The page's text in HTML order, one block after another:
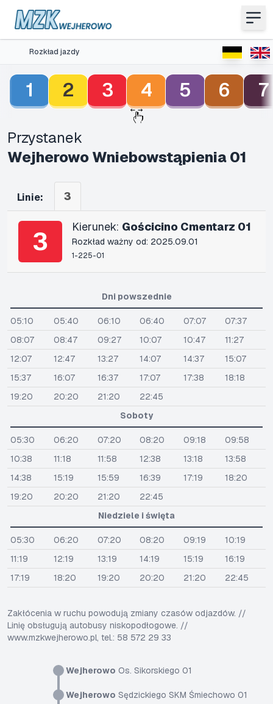
Rozkład jazdy
1 2 3 4 5 6 7
Przystanek
Wejherowo Wniebowstąpienia 01
Linie: 3
3 Kierunek: Gościcino Cmentarz 01
Rozkład ważny od: 2025.09.01
1-225-01
Wejherowo Os. Sikorskiego 01
Wejherowo Sędzickiego SKM Śmiechowo 01
Dni powszednie
05:10 05:40 06:10 06:40 07:07
07:37
08:07
08:47 09:27 10:07 10:47
11:27
12:07
12:47 13:27 14:07 14:37
15:07
15:37
16:07 16:37 17:07 17:38
18:18
19:20
20:20 21:20
22:45
Soboty
05:30 06:20 07:20 08:20 09:18
09:58
10:38
11:18 11:58 12:38 13:18
13:58
14:38
15:19 15:59 16:39 17:19
18:20
19:20
20:20 21:20
22:45
Niedziele i święta
05:30 06:20 07:20 08:20 09:19
10:19
11:19
12:19 13:19 14:19 15:19
16:19
17:19
18:20 19:20 20:20 21:20 22:45
Zakłócenia w ruchu powodują zmiany czasów odjazdów. //
Linię obsługują autobusy niskopodłogowe. //
www.mzkwejherowo.pl, tel.: 58 572 29 33